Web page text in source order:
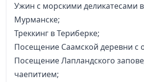
Ужин с морскими деликатесами
Мурманске;
Треккинг в Териберке;
Посещение Саамской деревни с
Посещение Лапландского
чаепитием;